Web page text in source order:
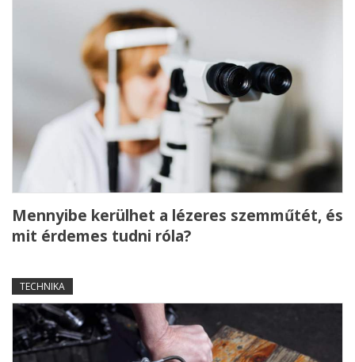
Mennyibe kerülhet a lézeres szemműtét, és
mit érdemes tudni róla?
TECHNIKA